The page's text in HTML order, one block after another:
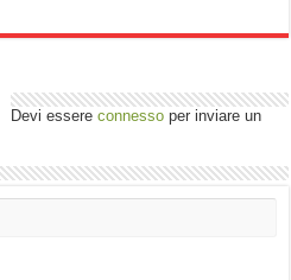
Devi essereconnesso per inviare un